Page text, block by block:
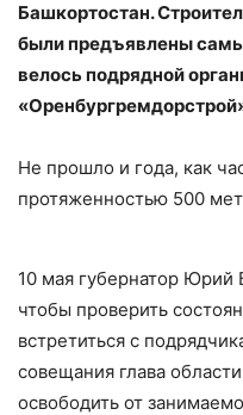
Башкортостан.
были предъявлены
велось подрядной
Не прошло и года, как
протяженностью 500
10 мая губернатор Юрий
чтобы проверить
встретиться с
совещания глава
освободить от